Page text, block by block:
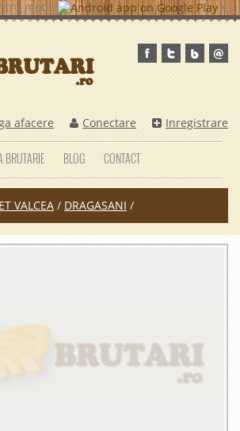
mobil x
afacere Conectare Inregistrare
BRUTARIE BLOG CONTACT
VALCEA / DRAGASANI /